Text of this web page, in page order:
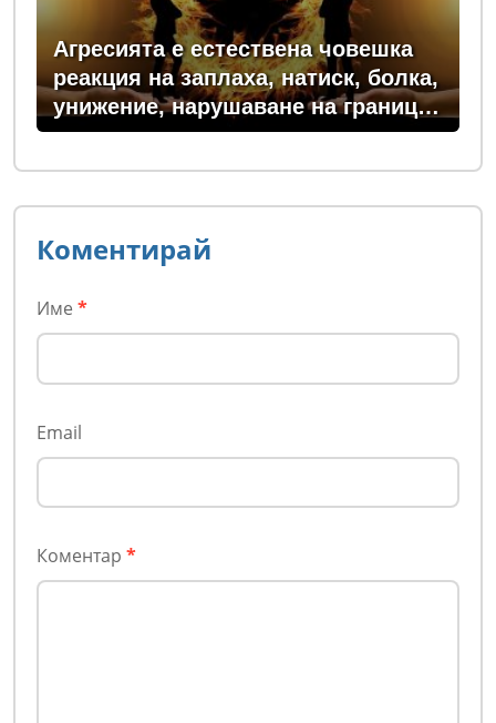
Агресията е естествена човешка
реакция на заплаха, натиск, болка,
унижение, нарушаване на граници
или пречка за постигане на важна
цел
Коментирай
Име *
Email
Коментар *